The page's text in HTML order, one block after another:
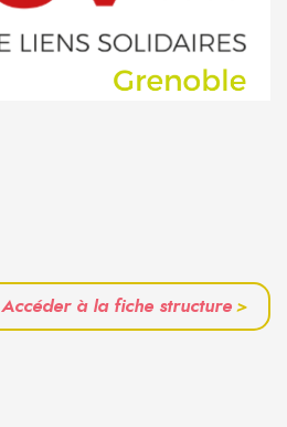
Accéder à la fiche structure>